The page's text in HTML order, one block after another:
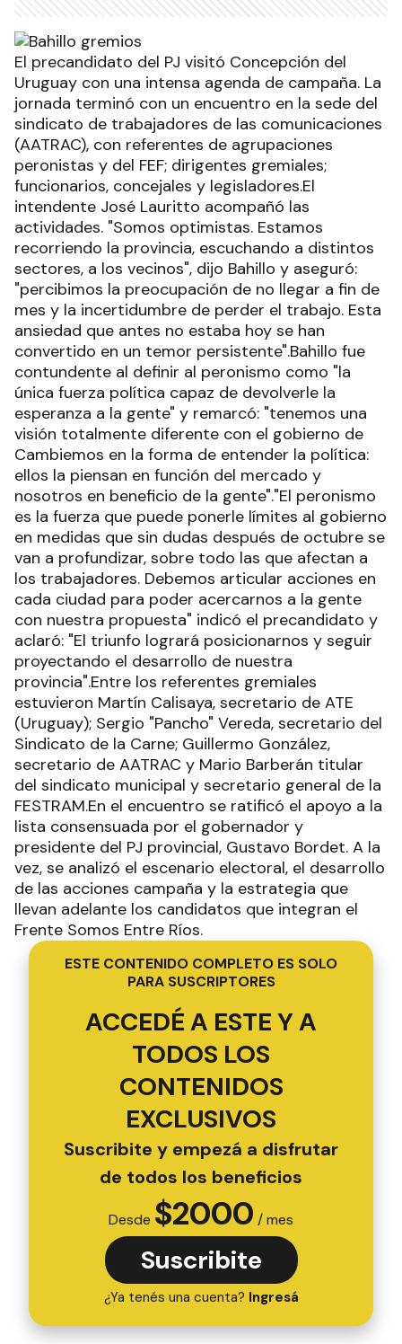
El precandidato del PJ visitó Concepción del
Uruguay con una intensa agenda de campaña. La
jornada terminó con un encuentro en la sede del
sindicato de trabajadores de las comunicaciones
(AATRAC), con referentes de agrupaciones
peronistas y del FEF; dirigentes gremiales;
funcionarios, concejales y legisladores.El
intendente José Lauritto acompañó las
actividades. "Somos optimistas. Estamos
recorriendo la provincia, escuchando a distintos
sectores, a los vecinos", dijo Bahillo y aseguró:
"percibimos la preocupación de no llegar a fin de
mes y la incertidumbre de perder el trabajo. Esta
ansiedad que antes no estaba hoy se han
convertido en un temor persistente".Bahillo fue
contundente al definir al peronismo como "la
única fuerza política capaz de devolverle la
esperanza a la gente" y remarcó: "tenemos una
visión totalmente diferente con el gobierno de
Cambiemos en la forma de entender la política:
ellos la piensan en función del mercado y
nosotros en beneficio de la gente"."El peronismo
es la fuerza que puede ponerle límites al gobierno
en medidas que sin dudas después de octubre se
van a profundizar, sobre todo las que afectan a
los trabajadores. Debemos articular acciones en
cada ciudad para poder acercarnos a la gente
con nuestra propuesta" indicó el precandidato y
aclaró: "El triunfo logrará posicionarnos y seguir
proyectando el desarrollo de nuestra
provincia".Entre los referentes gremiales
estuvieron Martín Calisaya, secretario de ATE
(Uruguay); Sergio "Pancho" Vereda, secretario del
Sindicato de la Carne; Guillermo González,
secretario de AATRAC y Mario Barberán titular
del sindicato municipal y secretario general de la
FESTRAM.En el encuentro se ratificó el apoyo a la
lista consensuada por el gobernador y
presidente del PJ provincial, Gustavo Bordet. A la
vez, se analizó el escenario electoral, el desarrollo
de las acciones campaña y la estrategia que
llevan adelante los candidatos que integran el
Frente Somos Entre Ríos.
ESTE CONTENIDO COMPLETO ES SOLO
PARA SUSCRIPTORES
ACCEDÉ A ESTE Y A
TODOS LOS
CONTENIDOS
EXCLUSIVOS
Suscribite y empezá a disfrutar
de todos los beneficios
Desde $2000 / mes
Suscribite
¿Ya tenés una cuenta? Ingresá